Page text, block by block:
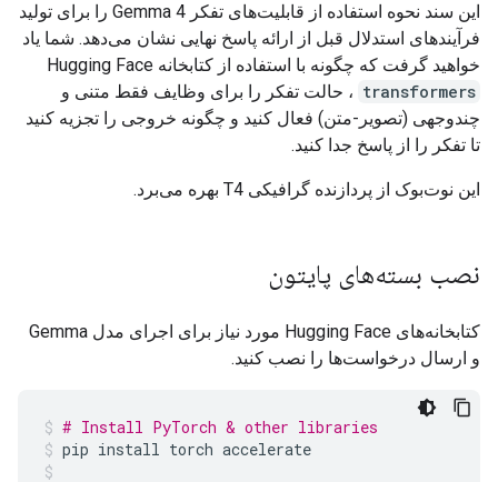
این سند نحوه استفاده از قابلیت‌های تفکر Gemma 4 را برای تولید
فرآیندهای استدلال قبل از ارائه پاسخ نهایی نشان می‌دهد. شما یاد
خواهید گرفت که چگونه با استفاده از کتابخانه Hugging Face
transformers ، حالت تفکر را برای وظایف فقط متنی و
چندوجهی (تصویر-متن) فعال کنید و چگونه خروجی را تجزیه کنید
تا تفکر را از پاسخ جدا کنید.
این نوت‌بوک از پردازنده گرافیکی T4 بهره می‌برد.
نصب بسته‌های پایتون
کتابخانه‌های Hugging Face مورد نیاز برای اجرای مدل Gemma
و ارسال درخواست‌ها را نصب کنید.
# Install PyTorch & other libraries
pip install torch accelerate